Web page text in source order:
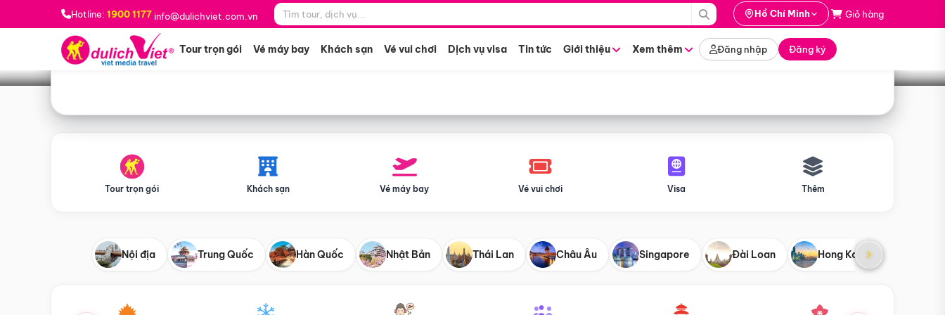
Hotline: 1900 1177 info@dulichviet.com.vn Hồ Chí Minh Giỏ hàng
Tour trọn gói Vé máy bay Khách sạn Vé vui chơi Dịch vụ visa Tin tức Giới thiệu Xem thêm Đăng nhập Đăng ký
Bạn muốn đi đâu? *
Tìm tour
Tour trọn gói Khách sạn Vé máy bay Vé vui chơi Visa Thêm
Nội địa Trung Quốc Hàn Quốc Nhật Bản Thái Lan Châu Âu Singapore Đài Loan Hong Kong